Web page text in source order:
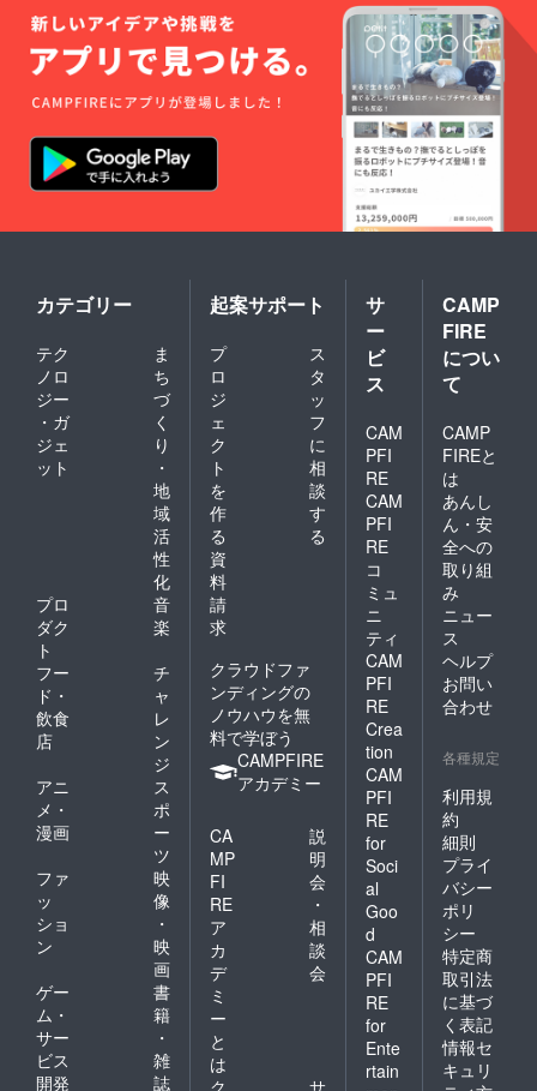
カテゴリー
テク
ノロ
ジー
・ガ
ジェ
ット
ま
ち
づ
く
り
・
地
域
活
性
化
プロ
ダク
ト
音
楽
フー
ド・
飲食
店
チ
ャ
レ
ン
ジ
アニ
メ・
漫画
ス
ポ
ー
ツ
ファ
ッ
ショ
ン
映
像
・
映
画
ゲー
ム・
サー
ビス
開発
書
籍
・
雑
誌
起案サポート
プ
ロ
ジ
ェ
ク
ト
を
作
る
ス
タ
ッ
フ
に
相
談
す
る
資
料
請
求
クラウドファ
ンディングの
ノウハウを無
料で学ぼう
CAMPFIRE
アカデミー
CA
MP
FI
RE
ア
カ
デ
ミ
ー
と
は
説
明
会
・
相
談
会
サ
ー
ビ
ス
CAM
PFI
RE
CAM
PFI
RE
コ
ミュ
ニ
ティ
CAM
PFI
RE
Crea
tion
CAM
PFI
RE
for
Soci
al
Goo
d
CAM
PFI
RE
for
Ente
rtain
CAMP
FIRE
につい
て
CAMP
FIREと
は
あんし
ん・安
全への
取り組
み
ニュー
ス
ヘルプ
お問い
合わせ
各種規定
利用規
約
細則
プライ
バシー
ポリ
シー
特定商
取引法
に基づ
く表記
情報セ
キュリ